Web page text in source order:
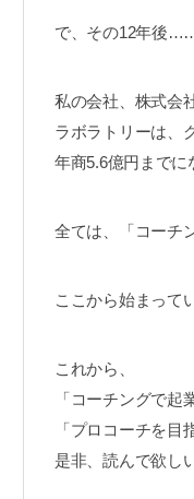
で、その12年後
私の会社、株式会
ラボラトリーは、
年商5.6億円までに
全ては、「コーチ
ここから始まって
これから、
「コーチングで起
「プロコーチを目
是非、読んで欲し